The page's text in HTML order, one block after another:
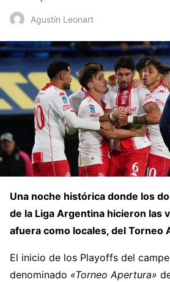
Agustín Leonart
Una noche histórica donde los
de la Liga Argentina hicieron las
afuera como locales, del Torneo
El inicio de los Playoffs del
denominado «Torneo Apertura»